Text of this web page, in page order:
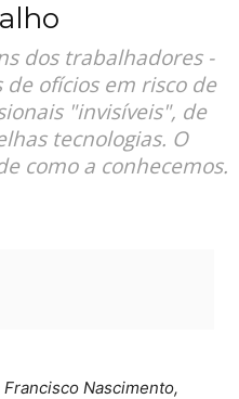
dos trabalhadores -
ofícios em risco de
"invisíveis", de
tecnologias. O
como a conhecemos.
Nascimento,